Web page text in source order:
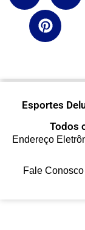
Esportes
Todos
Endereço
Fale Conosco